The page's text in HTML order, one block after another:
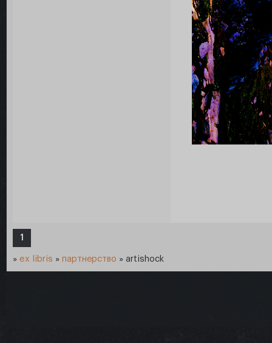
1
» ex libris » партнерство » artishock